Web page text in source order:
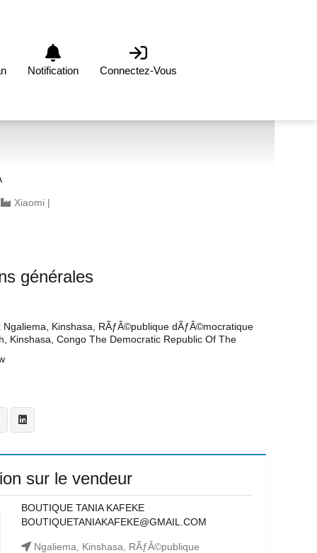
Notification Connectez-Vous
Xiaomi |
générales
Ngaliema, Kinshasa, RÃƒÂ©publique dÃƒÂ©mocratique
Kinshasa, Congo The Democratic Republic Of The
sur le vendeur
BOUTIQUE TANIA KAFEKE
BOUTIQUETANIAKAFEKE@GMAIL.COM
Ngaliema, Kinshasa, RÃƒÂ©publique